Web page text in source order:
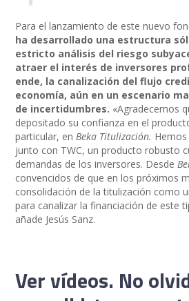
Para el lanzamiento de este nuevo
ha desarrollado una estructura
estricto análisis del riesgo
atraer el interés de inversores
ende, la canalización del flujo
economía, aún en un escenario
de incertidumbres. «Agradecemos
depositado su confianza en el
particular, enBeka Titulización.
junto con TWC, un producto robusto
demandas de los inversores. Desde
convencidos de que en los próximos
consolidación de la titulización como
para canalizar la financiación de este
añade Jesús Sanz.
Ver vídeos. No